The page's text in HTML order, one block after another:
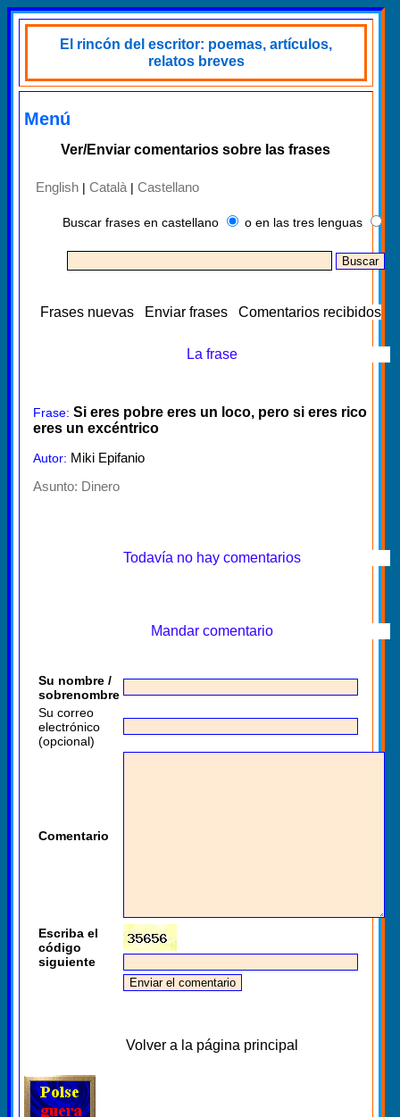
El rincón del escritor: poemas, artículos,
relatos breves
Menú
Ver/Enviar comentarios sobre las frases
English | Català | Castellano
Buscar frases en castellano o en las tres lenguas
Frases nuevas Enviar frases Comentarios recibidos
La frase
Frase: Si eres pobre eres un loco, pero si eres rico
eres un excéntrico
Autor: Miki Epifanio
Asunto: Dinero
Todavía no hay comentarios
Mandar comentario
Su nombre /
sobrenombre
Su correo
electrónico
(opcional)
Comentario
Escriba el
código
siguiente
Volver a la página principal